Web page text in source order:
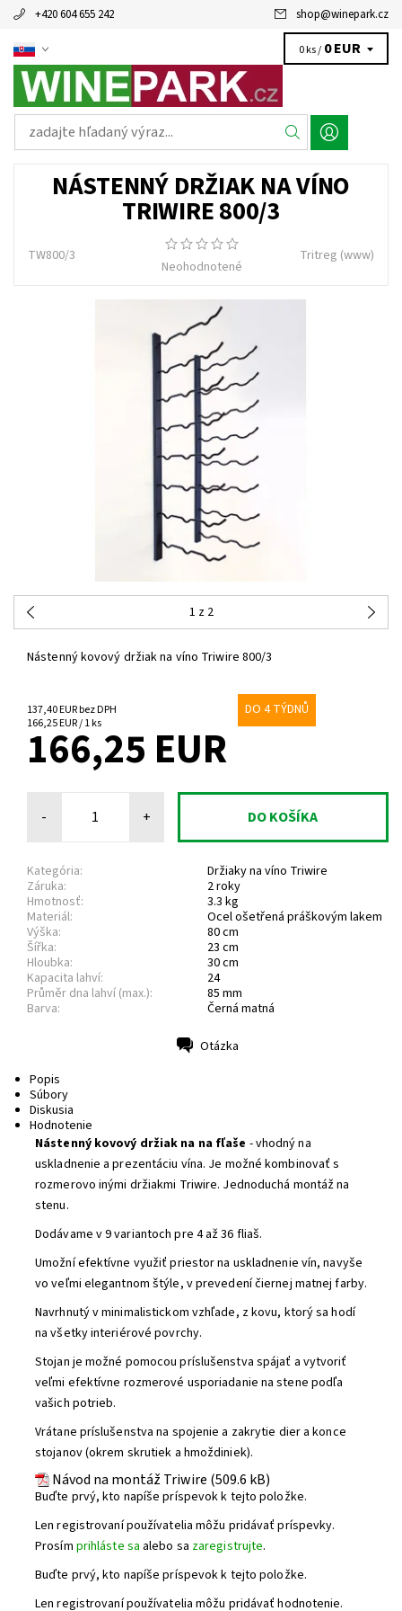
+420 604 655 242 shop@winepark.cz
0 ks / 0 EUR
NÁSTENNÝ DRŽIAK NA VÍNO
TRIWIRE 800/3
TW800/3
Neohodnotené
Tritreg (www)
1 z 2
Nástenný kovový držiak na víno Triwire 800/3
137,40 EUR bez DPH
166,25 EUR / 1 ks
DO 4 TÝDNŮ
166,25 EUR
- +
Kategória:
Držiaky na víno Triwire
Záruka:
2 roky
Hmotnosť:
3.3 kg
Materiál:
Ocel ošetřená práškovým lakem
Výška:
80 cm
Šířka:
23 cm
Hloubka:
30 cm
Kapacita lahví:
24
Průměr dna lahví (max.):
85 mm
Barva:
Černá matná
Otázka
Popis
Súbory
Diskusia
Hodnotenie
Nástenný kovový držiak na na fľaše - vhodný na
uskladnenie a prezentáciu vína. Je možné kombinovať s
rozmerovo inými držiakmi Triwire. Jednoduchá montáž na
stenu.
Dodávame v 9 variantoch pre 4 až 36 fliaš.
Umožní efektívne využiť priestor na uskladnenie vín, navyše
vo veľmi elegantnom štýle, v prevedení čiernej matnej farby.
Navrhnutý v minimalistickom vzhľade, z kovu, ktorý sa hodí
na všetky interiérové ​​povrchy.
Stojan je možné pomocou príslušenstva spájať a vytvoriť
veľmi efektívne rozmerové usporiadanie na stene podľa
vašich potrieb.
Vrátane príslušenstva na spojenie a zakrytie dier a konce
stojanov (okrem skrutiek a hmoždiniek).
Návod na montáž Triwire (509.6 kB)
Buďte prvý, kto napíše príspevok k tejto položke.
Len registrovaní používatelia môžu pridávať príspevky.
Prosím prihláste sa alebo sa zaregistrujte.
Buďte prvý, kto napíše príspevok k tejto položke.
Len registrovaní používatelia môžu pridávať hodnotenie.